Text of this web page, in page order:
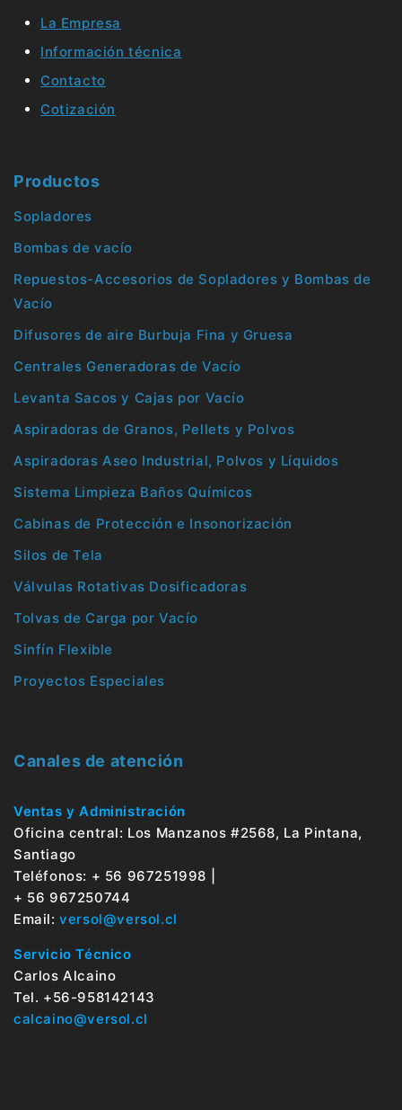
La Empresa
Información técnica
Contacto
Cotización
Productos
Sopladores
Bombas de vacío
Repuestos-Accesorios de Sopladores y Bombas de
Vacío
Difusores de aire Burbuja Fina y Gruesa
Centrales Generadoras de Vacío
Levanta Sacos y Cajas por Vacío
Aspiradoras de Granos, Pellets y Polvos
Aspiradoras Aseo Industrial, Polvos y Líquidos
Sistema Limpieza Baños Químicos
Cabinas de Protección e Insonorización
Silos de Tela
Válvulas Rotativas Dosificadoras
Tolvas de Carga por Vacío
Sinfín Flexible
Proyectos Especiales
Canales de atención
Ventas y Administración
Oficina central: Los Manzanos #2568, La Pintana,
Santiago
Teléfonos: + 56 967251998 |
+ 56 967250744
Email:versol@versol.cl
Servicio Técnico
Carlos Alcaino
Tel. +56-958142143
calcaino@versol.cl